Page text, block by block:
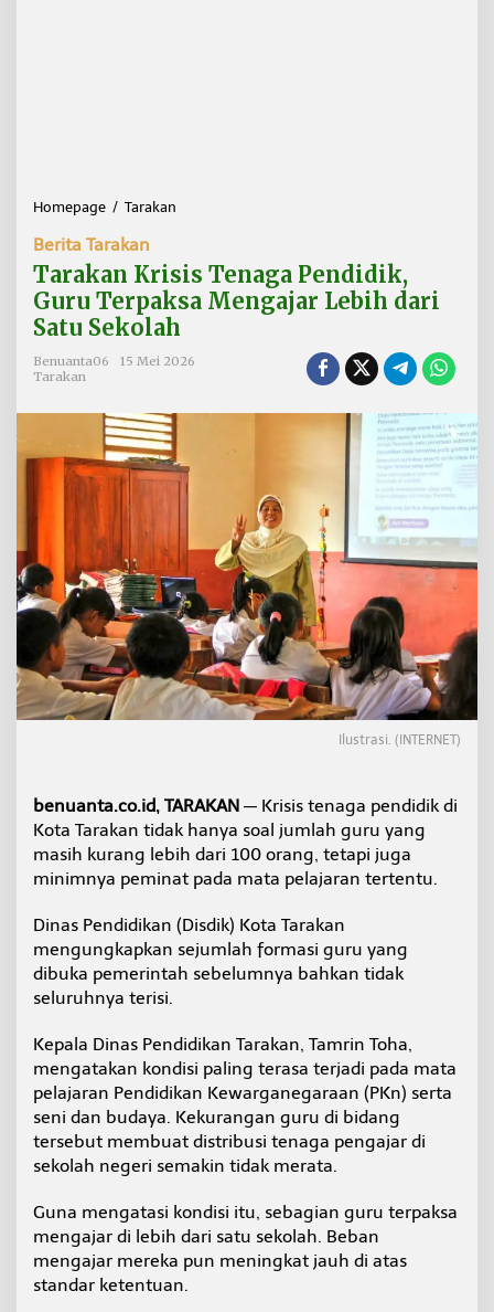
Homepage / Tarakan
a
k
a
n
r
i
T
e
a
P
e
n
d
k
r
u
e
r
a
a
n
g
j
a
r
L
i
h
d
a
Berita Tarakan
Tarakan Krisis Tenaga Pendidik,
Guru Terpaksa Mengajar Lebih dari
Satu Sekolah
Benuanta06
15 Mei 2026
Tarakan
Ilustrasi. (INTERNET)
benuanta.co.id, TARAKAN — Krisis tenaga pendidik di
Kota Tarakan tidak hanya soal jumlah guru yang
masih kurang lebih dari 100 orang, tetapi juga
minimnya peminat pada mata pelajaran tertentu.
Dinas Pendidikan (Disdik) Kota Tarakan
mengungkapkan sejumlah formasi guru yang
dibuka pemerintah sebelumnya bahkan tidak
seluruhnya terisi.
Kepala Dinas Pendidikan Tarakan, Tamrin Toha,
mengatakan kondisi paling terasa terjadi pada mata
pelajaran Pendidikan Kewarganegaraan (PKn) serta
seni dan budaya. Kekurangan guru di bidang
tersebut membuat distribusi tenaga pengajar di
sekolah negeri semakin tidak merata.
Guna mengatasi kondisi itu, sebagian guru terpaksa
mengajar di lebih dari satu sekolah. Beban
mengajar mereka pun meningkat jauh di atas
standar ketentuan.